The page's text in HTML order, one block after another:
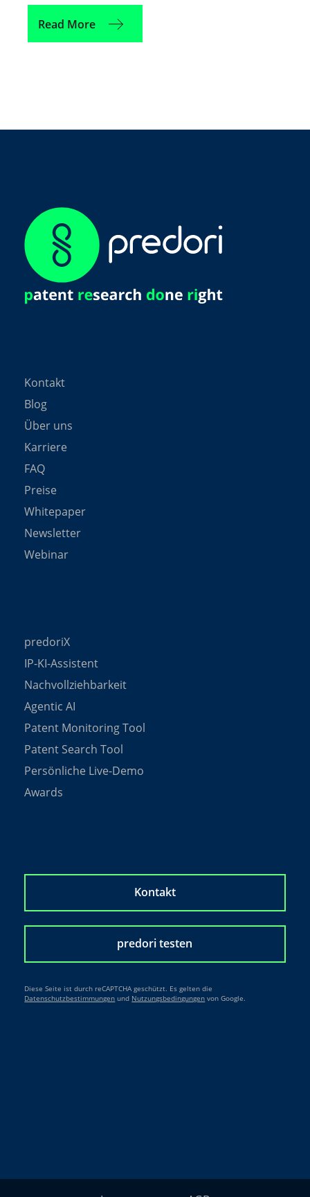
Read More
Kontakt
Blog
Über uns
Karriere
FAQ
Preise
Whitepaper
Newsletter
Webinar
predoriX
IP-KI-Assistent
Nachvollziehbarkeit
Agentic AI
Patent Monitoring Tool
Patent Search Tool
Persönliche Live-Demo
Awards
Kontakt
predori testen
Diese Seite ist durch reCAPTCHA geschützt. Es gelten die
Datenschutzbestimmungen und Nutzungsbedingungen von Google.